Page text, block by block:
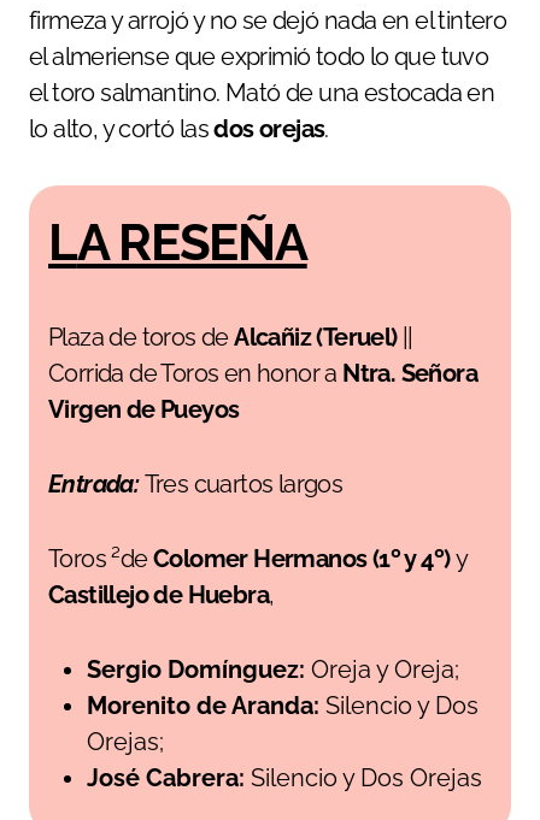
firmeza y arrojó y no se dejó nada en el tintero
el almeriense que exprimió todo lo que tuvo
el toro salmantino. Mató de una estocada en
lo alto, y cortó lasdos orejas.
LA RESEÑA
Plaza de toros deAlcañiz (Teruel)
Corrida de Toros en honor a Ntra. Señora
Virgen de Pueyos
Entrada:Tres cuartos largos
Toros ²deColomer Hermanos (1º y 4º)y
Castillejo de Huebra,
Sergio Domínguez: Oreja y Oreja;
Morenito de Aranda: Silencio y Dos
Orejas;
José Cabrera: Silencio y Dos Orejas